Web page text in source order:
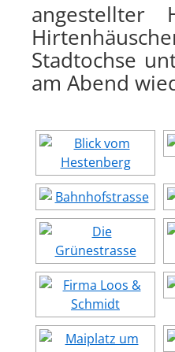
Stadtochse
am Abend